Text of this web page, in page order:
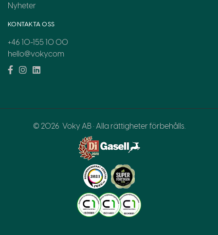
Nyheter
KONTAKTA OSS
+46 10-155 10 00
hello@voky.com
© 2026 Voky AB · Alla rättigheter förbehålls.